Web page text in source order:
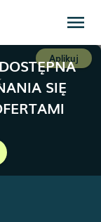
menu
SIĘ
Aplikuj